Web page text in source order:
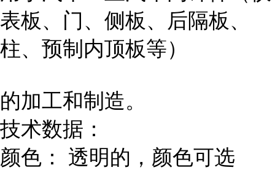
表板、门、侧板、后隔板、
柱、预制内顶板等）
的加工和制造。
技术数据：
颜色： 透明的，颜色可选